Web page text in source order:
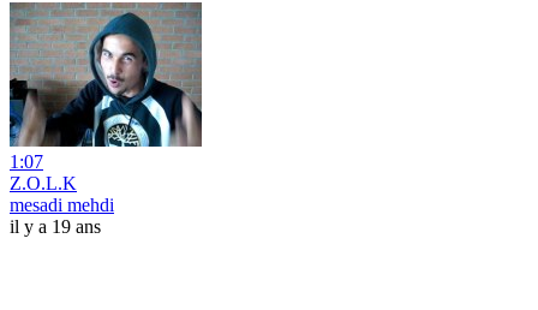
1:07
Z.O.L.K
mesadi mehdi
il y a 19 ans